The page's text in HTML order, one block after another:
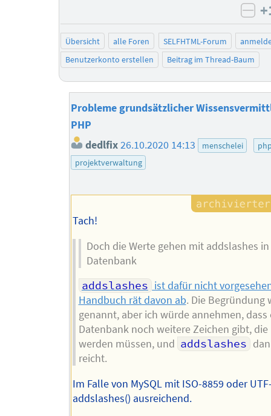
Übersicht alle Foren SELFHTML-Forum
Benutzerkonto erstellen
Beitrag im Thread-Baum
Probleme grundsätzlicher
PHP
dedlfix26.10.2020 14:13 menschelei
projektverwaltung
Tach!
Doch die Werte gehen mit addslashes
Datenbank
addslashes ist dafür nicht
Handbuch rät davon ab. Die Begründung
genannt, aber ich würde annehmen, dass
Datenbank noch weitere Zeichen gibt,
werden müssen, und addslashes
reicht.
Im Falle von MySQL mit ISO-8859 oder
addslashes() ausreichend.